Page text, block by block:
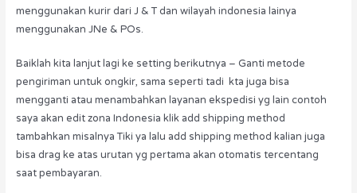
menggunakan kurir dari J & T dan wilayah indonesia lainya
menggunakan JNe & POs.
Baiklah kita lanjut lagi ke setting berikutnya – Ganti metode
pengiriman untuk ongkir, sama seperti tadi kta juga bisa
mengganti atau menambahkan layanan ekspedisi yg lain contoh
saya akan edit zona Indonesia klik add shipping method
tambahkan misalnya Tiki ya lalu add shipping method kalian juga
bisa drag ke atas urutan yg pertama akan otomatis tercentang
saat pembayaran.